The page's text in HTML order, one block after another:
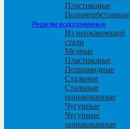
Пластиковые
Полимербетонные
Решетки водоприемные
Из нержавеющей
стали
Медные
Пластиковые
Полиамидные
Стальные
Стальные
оцинкованные
Чугунные
Чугунные
оцинкованные